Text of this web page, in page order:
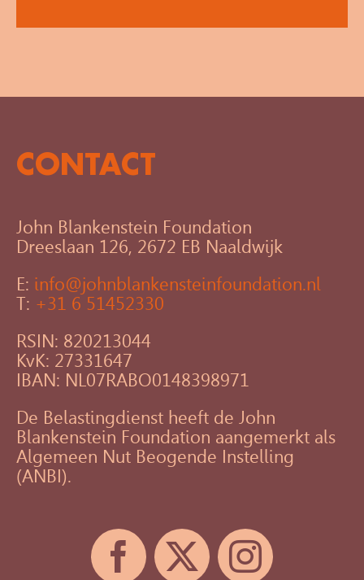
CONTACT
John Blankenstein Foundation
Dreeslaan 126, 2672 EB Naaldwijk
E: info@johnblankensteinfoundation.nl
T: +31 6 51452330
RSIN: 820213044
KvK: 27331647
IBAN: NL07RABO0148398971
De Belastingdienst heeft de John
Blankenstein Foundation aangemerkt als
Algemeen Nut Beogende Instelling
(ANBI).